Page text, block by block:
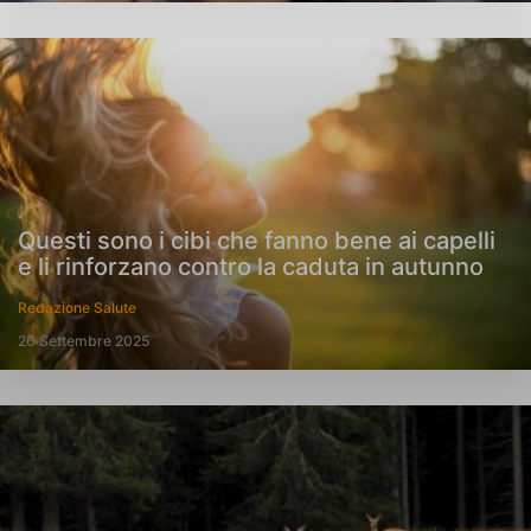
Questi sono i cibi che fanno bene ai capelli
e li rinforzano contro la caduta in autunno
Redazione Salute
26 Settembre 2025